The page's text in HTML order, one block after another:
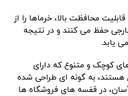
محافظت بالا، خرماها را از
حفظ می کنند و در نتیجه
یابد.
کوچک و متنوع که دارای
به گونه ای طراحی شده
در قفسه های فروشگاه ها